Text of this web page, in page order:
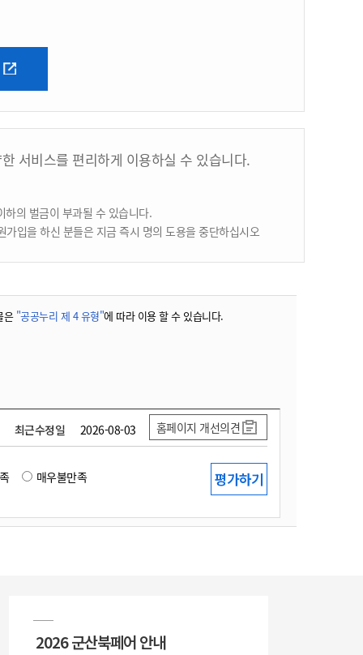
서비스를 편리하게 이용하실 수 있습니다.
의 벌금이 부과될 수 있습니다.
입을 하신 분들은 지금 즉시 명의 도용을 중단하십시오
은 "공공누리 제 4 유형"에 따라 이용 할 수 있습니다.
최근수정일 2026-08-03 홈페이지 개선의견
매우불만족
2026 군산북페어 안내